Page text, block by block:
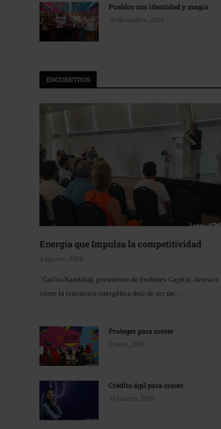
Pueblos con identidad y magia
10 diciembre, 2025
ENCUENTROS
Energía que Impulsa la competitividad
4 agosto, 2026
Carlos Kamkhaji, presidente de Serfimex Capital, destaca
cómo la transición energética dejó de ser un …
Proteger para crecer
2 junio, 2026
Crédito ágil para crecer
31 marzo, 2026